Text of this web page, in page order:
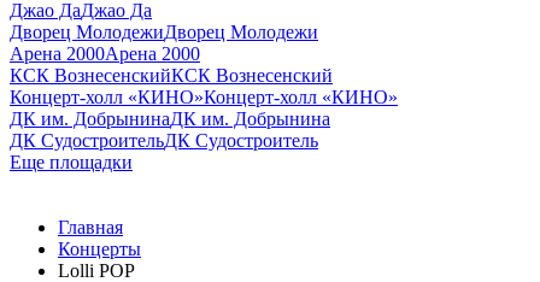
Джао ДаДжао Да
Дворец МолодежиДворец Молодежи
Арена 2000Арена 2000
КСК ВознесенскийКСК Вознесенский
Концерт-холл «КИНО»Концерт-холл «КИНО»
ДК им. ДобрынинаДК им. Добрынина
ДК СудостроительДК Судостроитель
Еще площадки
Главная
Концерты
Lolli POP